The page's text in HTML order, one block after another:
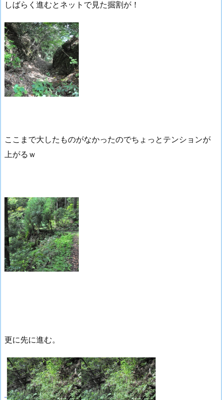
しばらく進むとネットで見た掘割が！
ここまで大したものがなかったのでちょっとテンションが
上がるｗ
更に先に進む。